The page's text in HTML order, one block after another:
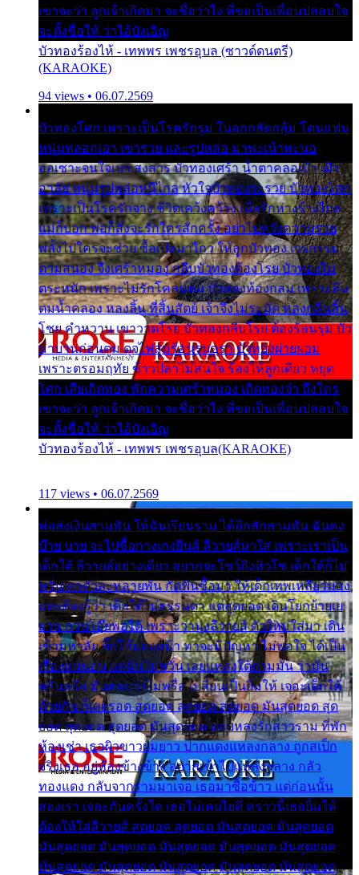
เขาจะว่า ลูกเจ้าเกิดมา จะชื่อว่าไง พี่ขอเป็นเพื่อนปลอบใจ
จะตั้งชื่อให้ ว่าไอ้บังเอิญ
บัวทองร้องไห้ - เทพพร เพชรอุบล (ซาวด์ดนตรี)
(KARAOKE)
94 views • 06.07.2569
บัวทองโศก เพราะเป็นโรครักรุม ในอกกลัดกลุ้ม โดนแฟน
หนุ่มหลอกเอา เขารวย และรูปหล่อ มาพะเน้าพะนอ
ออเซาะจนใจเบา สงสาร บัวทองเศร้า น้ำตาคลอเบ้า เฝ้า
อาลัย หนุ่มรูปหล่อหนีไกล หัวใจบัวทองระรวย บัวทองโศก
เพราะเป็นโรครักจาง ชีวิตเคว้งคว้าง เมื่อรักห่างร้างไกล
แม่ก็บอก พ่อก็สั่งจะรักใครสักครั้ง อย่าไปหวังความรวย
พลั้งไปใครจะช่วย ซื้อเปลมาไกว ให้ลูกบัวทอง เวรกรรม
ตามสนอง จึงเศร้าหมอง กลีบบัวทองต้องโรย บัวทองไม่
ตระหนัก เพราะไม่รักโคลนตม บัวทองท้องกลม เพราะลืม
ตมน้ำคลอง หลงลิ้น ที่สิ้นสัตย์ เจ้าจึงไม่ระมัด หลงกลิ่นลิ้น
โชย คำหวาน เขาวาดโรย บัวทองกลีบโรย ต้องร้อนรุม บัว
มาบานก่อนตูม ดุจไฟสุมร้อนรุมอุรา บัวทองผ่ายผอม
เพราะตรอมฤทัย ข้าวปลาไม่สนใจ ร้องไห้ลูกเดียว หยุด
โศก เสียเถิดทอง พักความเศร้าหมอง เถิดทองจ๋า ถึงใคร
เขาจะว่า ลูกเจ้าเกิดมา จะชื่อว่าไง พี่ขอเป็นเพื่อนปลอบใจ
จะตั้งชื่อให้ ว่าไอ้บังเอิญ
บัวทองร้องไห้ - เทพพร เพชรอุบล(KARAOKE)
117 views • 06.07.2569
พ่อส่งเงินสามพัน ให้ฉันเรียนราม ได้อีกสักสามพัน ฉันคง
บ๊าย บาย จะไปซื้อกางเกงยีนส์ ลีวายส์มาใส่ เพราะเราเป็น
เด็กใต้ ลีวายส์อย่างเดียว อยากจะโชว์ถึงหิวโซ เด็กใต้ก็ไม่
หวั่น ตกตัวละหลายพัน กัดฟันซื้อมา ให้เด็กเทพเหลียวมอง
และต้องรู้ว่า เด็กใต้ไม่ธรรมดา แต่สุดยอด เดินโยกย้ายเย
ยวน กวนโอ๊ยพอได้ เพราะว่านุ่งลีวายส์ ตัวใหม่ใส่มา เดิน
เข้ามหาลัย จิ๊กโก๊มองหน้า ท่าจะมีปัญหา ไม่พอใจ ได้เป็น
เรื่องแน่นอน แต่ฉันไม่หวั่น เลยแหลงใต้ถามมัน ว่ามัน
พรั่นพรือ มันตอบว่าไม่พรื่อ เปลี่ยนเป็นยิ้มให้ เจอะเด็กใต้
ด้วยกัน ก็เลยรอด สุดยอด สุดยอด สุดยอด มันสุดยอด สุด
ยอด สุดยอด สุดยอด มันสุดยอด แอบหลงรักสาวราม ที่พัก
ห้องเช่า เธอผิวขาวผมยาว ปากแดงแหลงกลาง ถูกสเป็ก
จริงเธอ อยู่ห้องข้างข้าง อยากเข้าไปแหลงกลาง กลัว
ทองแดง กลับจากรามมาเจอ เธอมาซื้อข้าว แต่ก่อนนั้น
สองเรา เจอะกันครั้งใด เธอไม่เคยไยดี คราวนี้เธอยิ้มให้
ต้องให้ใส่ลีวายส์ สุดยอด สุดยอด มันสุดยอด มันสุดยอด
มันสุดยอด มันสุดยอด มันสุดยอด มันสุดยอด มันสุดยอด
มันสุดยอด มันสุดยอด มันสุดยอด มันสุดยอด มันสุดยอด